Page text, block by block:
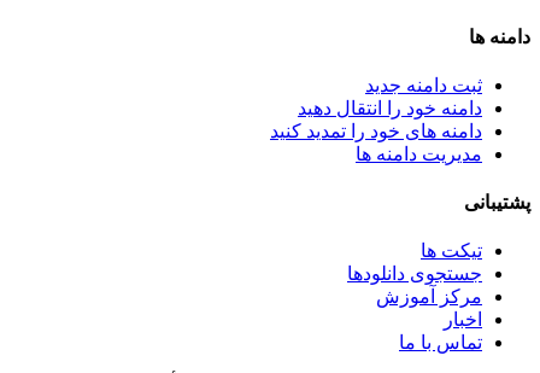
دامنه ها
ثبت دامنه جدید
دامنه خود را انتقال دهید
دامنه های خود را تمدید کنید
مدیریت دامنه ها
پشتیبانی
تیکت ها
جستجوی دانلودها
مرکز آموزش
اخبار
تماس با ما